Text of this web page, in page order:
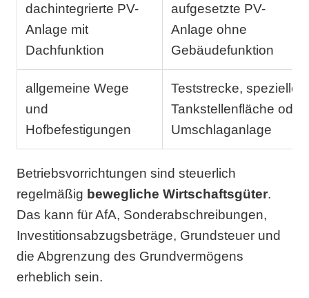
dachintegrierte PV-
Anlage mit
Dachfunktion
aufgesetzte PV-
Anlage ohne
Gebäudefunktion
allgemeine Wege
und
Hofbefestigungen
Teststrecke, spezielle
Tankstellenfläche oder
Umschlaganlage
Betriebsvorrichtungen sind steuerlich
regelmäßig bewegliche Wirtschaftsgüter.
Das kann für AfA, Sonderabschreibungen,
Investitionsabzugsbeträge, Grundsteuer und
die Abgrenzung des Grundvermögens
erheblich sein.